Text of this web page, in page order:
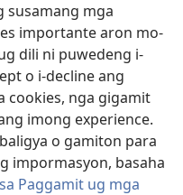
susamang mga
importante aron mo-
dili ni puwedeng i-
o i-decline ang
cookies, nga gigamit
imong experience.
o gamiton para
impormasyon, basaha
Paggamit ug mga